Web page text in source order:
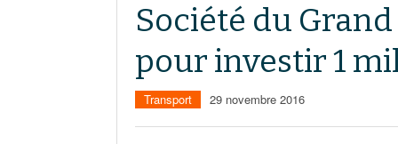
Institutions
Services
Société du
pour investir 1
Transport 29 novembre 2016